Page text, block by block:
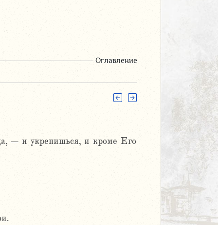
Оглавление
– и укрепишься, и кроме Его